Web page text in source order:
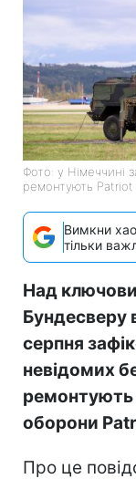
Фото: у Німеччині
ремонтують
Вимкни
тільки
Над
Бундесверу
серпня
невідомих
ремонтують
оборони
Про це